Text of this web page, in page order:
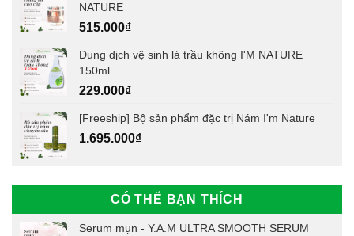
NATURE
515.000₫
Dung dịch vệ sinh lá trầu không I'M NATURE
150ml
229.000₫
[Freeship] Bộ sản phẩm đặc trị Nám I'm Nature
1.695.000₫
CÓ THỂ BẠN THÍCH
Serum mụn - Y.A.M ULTRA SMOOTH SERUM